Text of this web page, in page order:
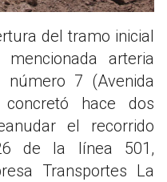
del tramo inicial
arteria
número 7 (Avenida
hace dos
el recorrido
de la línea 501,
Transportes La